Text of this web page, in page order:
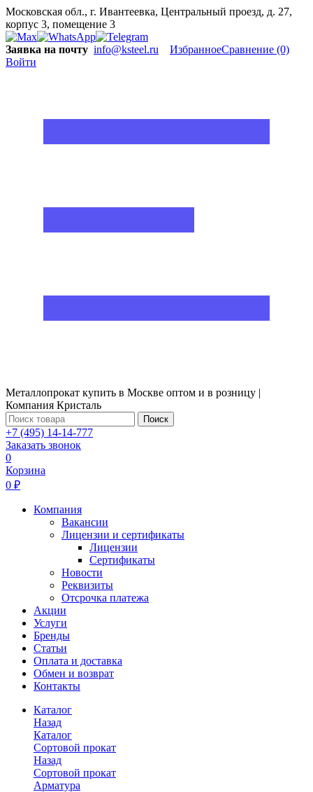
Московская обл., г. Ивантеевка, Центральный проезд, д. 27,
корпус 3, помещение 3
Заявка на почту info@ksteel.ru ИзбранноеСравнение (0)
Войти
Металлопрокат купить в Москве оптом и в розницу |
Компания Кристаль
Поиск
+7 (495) 14-14-777
Заказать звонок
0
Корзина
0 ₽
Компания
Вакансии
Лицензии и сертификаты
Лицензии
Сертификаты
Новости
Реквизиты
Отсрочка платежа
Акции
Услуги
Бренды
Статьи
Оплата и доставка
Обмен и возврат
Контакты
Каталог
Назад
Каталог
Сортовой прокат
Назад
Сортовой прокат
Арматура